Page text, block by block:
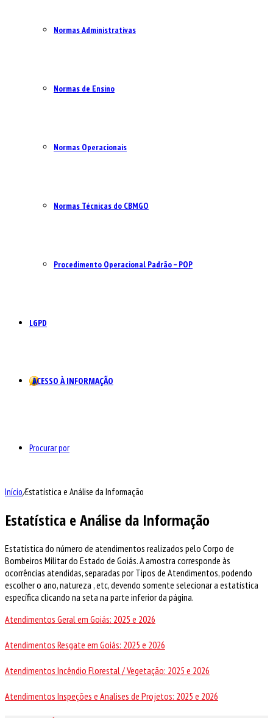
Normas Administrativas
Normas de Ensino
Normas Operacionais
Normas Técnicas do CBMGO
Procedimento Operacional Padrão – POP
LGPD
ACESSO À INFORMAÇÃO
Procurar por
Início/Estatística e Análise da Informação
Estatística e Análise da Informação
Estatística do número de atendimentos realizados pelo Corpo de
Bombeiros Militar do Estado de Goiás. A amostra corresponde às
ocorrências atendidas, separadas por Tipos de Atendimentos, podendo
escolher o ano, natureza , etc, devendo somente selecionar a estatística
específica clicando na seta na parte inferior da página.
Atendimentos Geral em Goiás: 2025 e 2026
Atendimentos Resgate em Goiás: 2025 e 2026
Atendimentos Incêndio Florestal / Vegetação: 2025 e 2026
Atendimentos Inspeções e Analises de Projetos: 2025 e 2026